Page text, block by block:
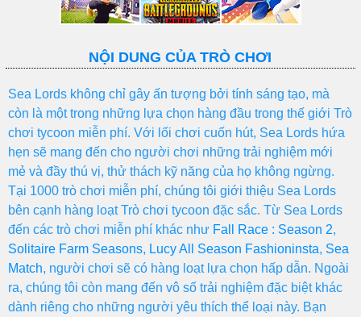
NỘI DUNG CỦA TRÒ CHƠI
Sea Lords không chỉ gây ấn tượng bởi tính sáng tạo, mà
còn là một trong những lựa chọn hàng đầu trong thế giới Trò
chơi tycoon miễn phí. Với lối chơi cuốn hút, Sea Lords hứa
hẹn sẽ mang đến cho người chơi những trải nghiệm mới
mẻ và đầy thú vị, thử thách kỹ năng của họ không ngừng.
Tại 1000 trò chơi miễn phí, chúng tôi giới thiệu Sea Lords
bên cạnh hàng loạt Trò chơi tycoon đặc sắc. Từ Sea Lords
đến các trò chơi miễn phí khác như Fall Race : Season 2,
Solitaire Farm Seasons, Lucy All Season Fashioninsta, Sea
Match, người chơi sẽ có hàng loạt lựa chọn hấp dẫn. Ngoài
ra, chúng tôi còn mang đến vô số trải nghiệm đặc biệt khác
dành riêng cho những người yêu thích thể loại này. Bạn